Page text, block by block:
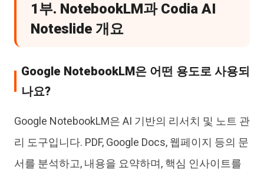
1부. NotebookLM과 Codia AI
Noteslide 개요
Google NotebookLM은 어떤 용도로 사용되
나요?
Google NotebookLM은 AI 기반의 리서치 및 노트 관
리 도구입니다. PDF, Google Docs, 웹페이지 등의 문
서를 분석하고, 내용을 요약하며, 핵심 인사이트를